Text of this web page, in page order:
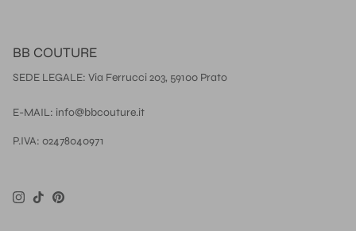
BB COUTURE
SEDE LEGALE: Via Ferrucci 203, 59100 Prato
E-MAIL: info@bbcouture.it
P.IVA: 02478040971
Instagram
TikTokPinterest